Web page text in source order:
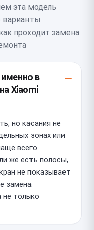
эта модель
варианты
проходит замена
в
Xiaomi
но касания не
зонах или
всего
же есть полосы,
не показывает
замена
не только